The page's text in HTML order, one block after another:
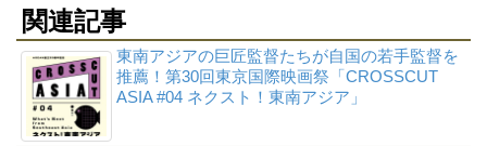
関連記事
東南アジアの巨匠監督たちが自国の若手監督を
推薦！第30回東京国際映画祭「CROSSCUT
ASIA #04 ネクスト！東南アジア」